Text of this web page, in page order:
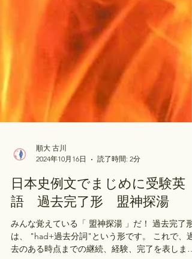
2024年10月16日
読了時間: 2分
日本史例文でまじめに受験英
語 過去完了形 盟神探湯
みんな覚えている「 盟神探湯 」だ！ 過去完了形